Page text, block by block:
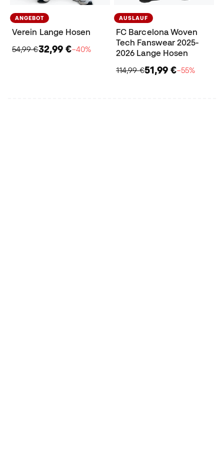
ANGEBOT
Verein Lange Hosen
54,99 €32,99 €−40%
AUSLAUF
FC Barcelona Woven
Tech Fanswear 2025-
2026 Lange Hosen
114,99 €51,99 €−55%